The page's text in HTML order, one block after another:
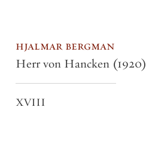
hjalmar bergman
Herr von Hancken (1920)
XVIII